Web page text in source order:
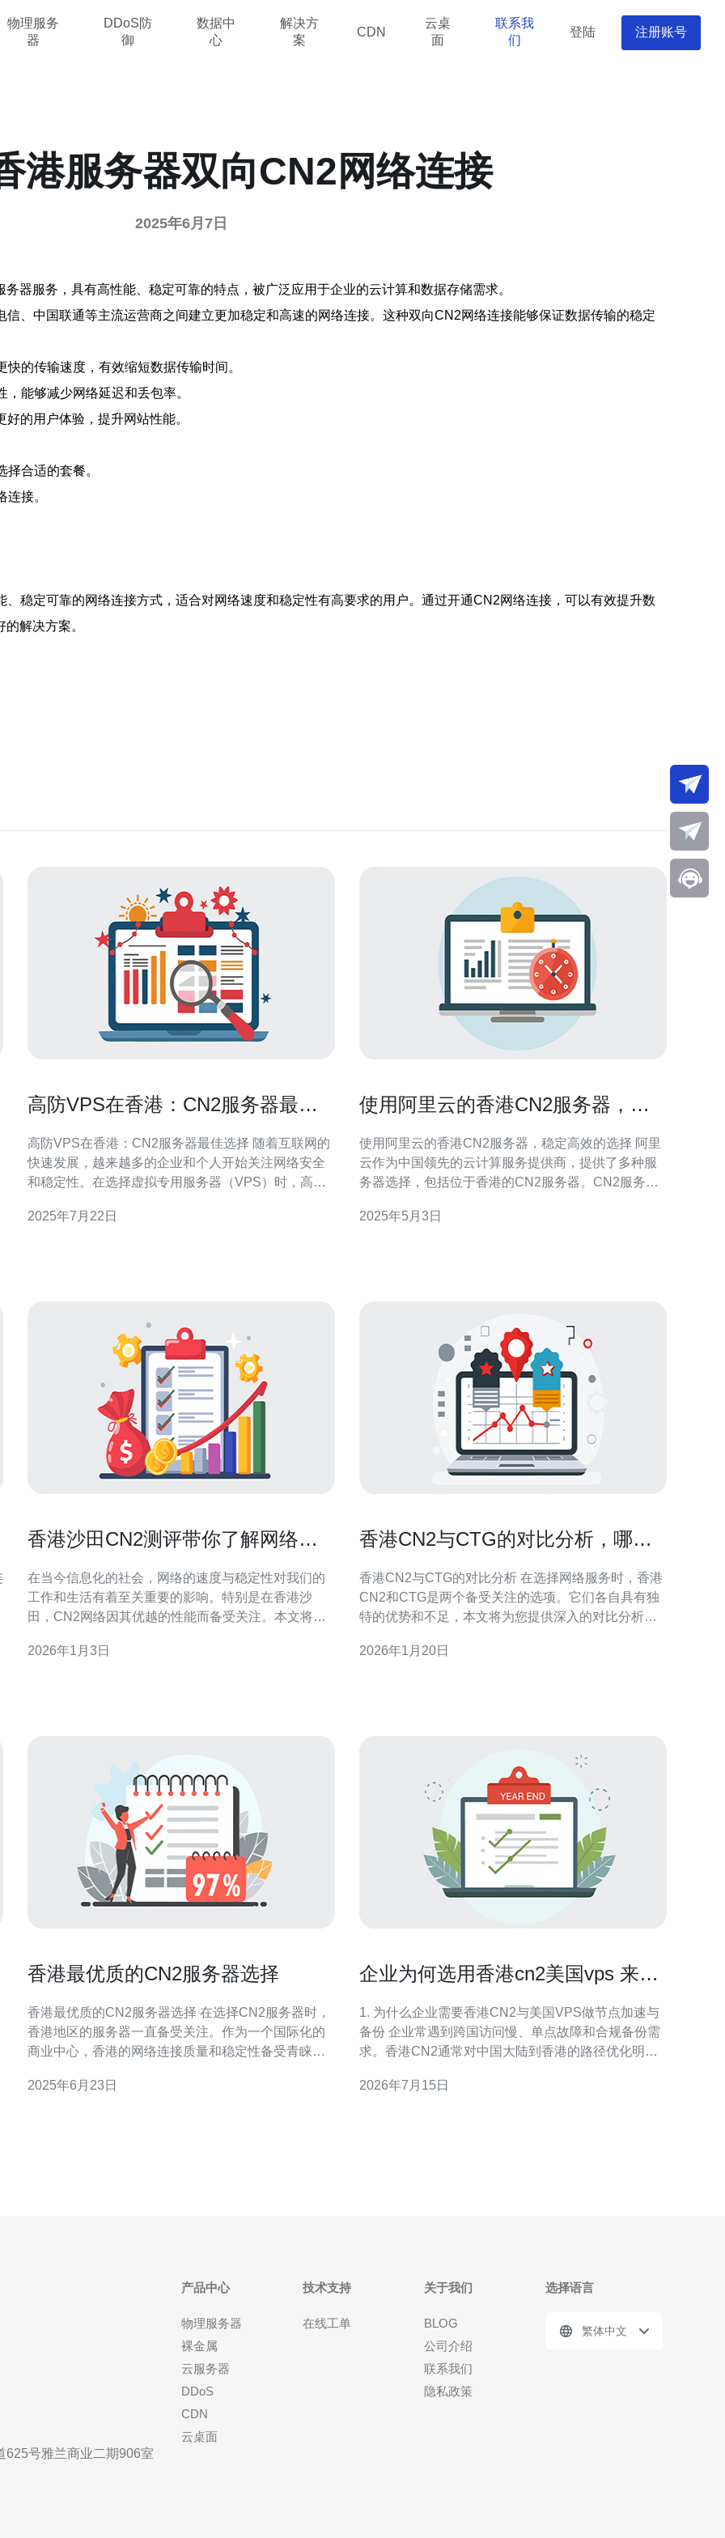
物理服务
器
DDoS防
御
数据中
心
解决方
案
CDN
云桌
面
联系我
们
登陆 注册账号
港服务器双向CN2网络连接
2025年6月7日
器服务，具有高性能、稳定可靠的特点，被广泛应用于企业的云计算和数据存储需求。
、中国联通等主流运营商之间建立更加稳定和高速的网络连接。这种双向CN2网络连接能够保证数据传输的稳定
的传输速度，有效缩短数据传输时间。
能够减少网络延迟和丢包率。
的用户体验，提升网站性能。
合适的套餐。
接。
稳定可靠的网络连接方式，适合对网络速度和稳定性有高要求的用户。通过开通CN2网络连接，可以有效提升数
解决方案。
高防VPS在香港：CN2服务器最佳
高防VPS在香港：CN2服务器最佳选择 随着互联网的
快速发展，越来越多的企业和个人开始关注网络安全
和稳定性。在选择虚拟专用服务器（VPS）时，高防
为是最佳选择之一。 高防VPS是一种基于虚拟化技术
2025年7月22日
使用阿里云的香港CN2服务器，稳
使用阿里云的香港CN2服务器，稳定高效的选择 阿里
云作为中国领先的云计算服务提供商，提供了多种服
务器选择，包括位于香港的CN2服务器。CN2服务器
人的首选。本文将介绍香港CN2服务器的优势和适用
2025年5月3日
香港沙田CN2测评带你了解网络速
在当今信息化的社会，网络的速度与稳定性对我们的
工作和生活有着至关重要的影响。特别是在香港沙
田，CN2网络因其优越的性能而备受关注。本文将为
试网络速度和稳定性。 1. 准备工作 在进行CN2测评之
2026年1月3日
香港CN2与CTG的对比分析，哪种
香港CN2与CTG的对比分析 在选择网络服务时，香港
CN2和CTG是两个备受关注的选项。它们各自具有独
特的优势和不足，本文将为您提供深入的对比分析，
的三大精华内容： 1. 网络性能：CN2提供更低的延迟
2026年1月20日
香港最优质的CN2服务器选择
香港最优质的CN2服务器选择 在选择CN2服务器时，
香港地区的服务器一直备受关注。作为一个国际化的
商业中心，香港的网络连接质量和稳定性备受青睐。
服务器呢？本文将为您提供一些建议。 首先，选择
2025年6月23日
企业为何选用香港cn2美国vps 来做
1. 为什么企业需要香港CN2与美国VPS做节点加速与
备份 企业常遇到跨国访问慢、单点故障和合规备份需
求。香港CN2通常对中国大陆到香港的路径优化明
速节点；美国VPS适合存放异地备份与灾备节点，具
2026年7月15日
625号雅兰商业二期906室
产品中心
物理服务器
裸金属
云服务器
DDoS
CDN
云桌面
技术支持
在线工单
关于我们
BLOG
公司介绍
联系我们
隐私政策
选择语言
繁体中文